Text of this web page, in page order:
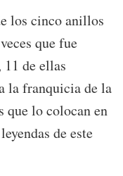
los cinco anillos
que fue
de ellas
la franquicia de la
que lo colocan en
de este